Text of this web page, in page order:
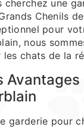
cherchez une
Chenils
pour
nous
les chats de la
garderie pour